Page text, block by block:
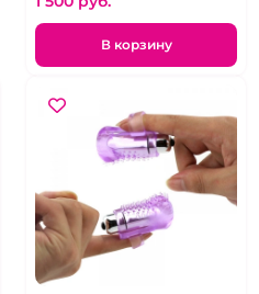
В корзину